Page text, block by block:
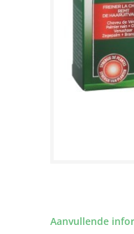
Aanvullende